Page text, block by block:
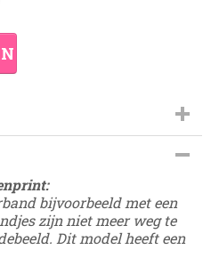
bijvoorbeeld met een
zijn niet meer weg te
Dit model heeft een